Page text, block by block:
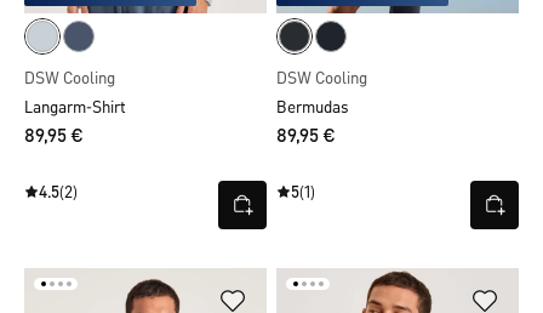
DSW Cooling
Langarm-Shirt
89,95 €
4.5(2)
DSW Cooling
Bermudas
89,95 €
5(1)